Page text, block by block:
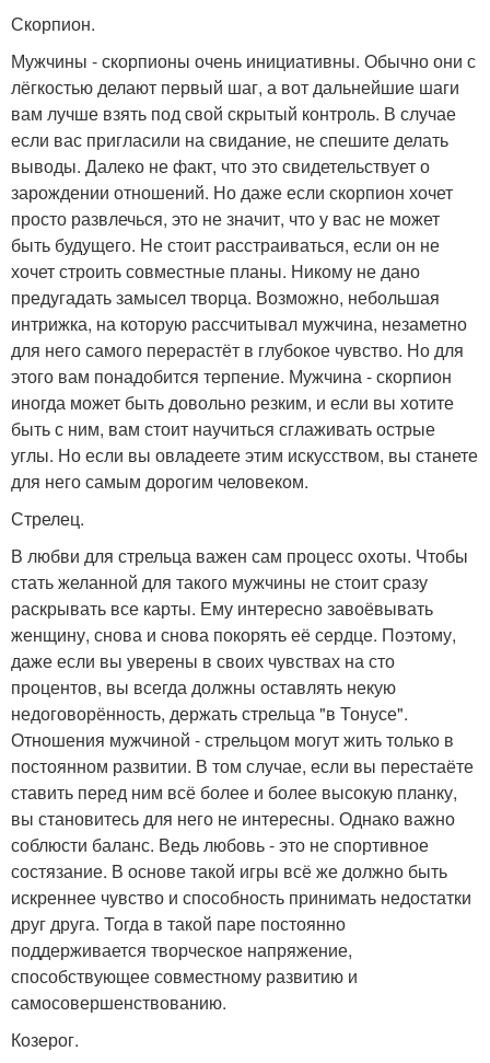
Скорпион.
Мужчины - скорпионы очень инициативны. Обычно они с
лёгкостью делают первый шаг, а вот дальнейшие шаги
вам лучше взять под свой скрытый контроль. В случае
если вас пригласили на свидание, не спешите делать
выводы. Далеко не факт, что это свидетельствует о
зарождении отношений. Но даже если скорпион хочет
просто развлечься, это не значит, что у вас не может
быть будущего. Не стоит расстраиваться, если он не
хочет строить совместные планы. Никому не дано
предугадать замысел творца. Возможно, небольшая
интрижка, на которую рассчитывал мужчина, незаметно
для него самого перерастёт в глубокое чувство. Но для
этого вам понадобится терпение. Мужчина - скорпион
иногда может быть довольно резким, и если вы хотите
быть с ним, вам стоит научиться сглаживать острые
углы. Но если вы овладеете этим искусством, вы станете
для него самым дорогим человеком.
Стрелец.
В любви для стрельца важен сам процесс охоты. Чтобы
стать желанной для такого мужчины не стоит сразу
раскрывать все карты. Ему интересно завоёвывать
женщину, снова и снова покорять её сердце. Поэтому,
даже если вы уверены в своих чувствах на сто
процентов, вы всегда должны оставлять некую
недоговорённость, держать стрельца "в Тонусе".
Отношения мужчиной - стрельцом могут жить только в
постоянном развитии. В том случае, если вы перестаёте
ставить перед ним всё более и более высокую планку,
вы становитесь для него не интересны. Однако важно
соблюсти баланс. Ведь любовь - это не спортивное
состязание. В основе такой игры всё же должно быть
искреннее чувство и способность принимать недостатки
друг друга. Тогда в такой паре постоянно
поддерживается творческое напряжение,
способствующее совместному развитию и
самосовершенствованию.
Козерог.